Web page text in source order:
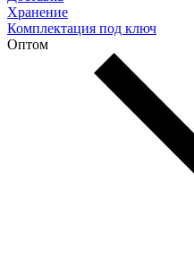
Хранение
Комплектация под ключ
Оптом